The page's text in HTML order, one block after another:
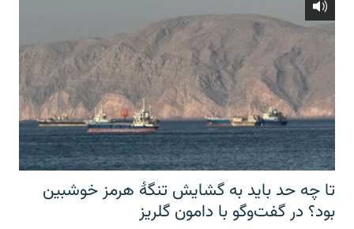
تا چه حد باید به گشایش تنگهٔ هرمز خوشبین
بود؟ در گفت‌وگو با دامون گلریز